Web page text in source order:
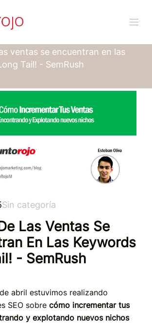
ventas se encuentran en las
Tail! - SemRush
Sin categoría
Las Ventas Se
En Las Keywords
- SemRush
abril estuvimos realizando
SEO sobre cómo incrementar tus
y explotando nuevos nichos